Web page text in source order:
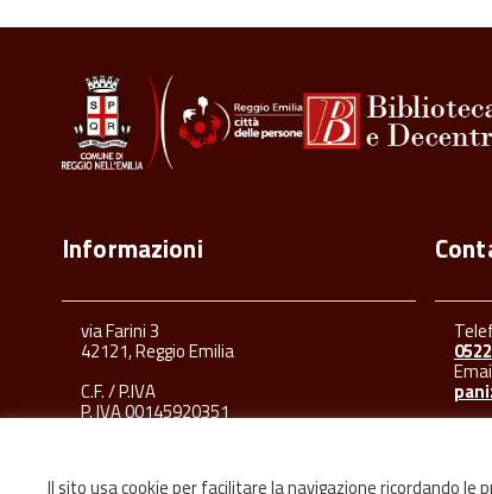
Informazioni
via Farini 3
42121, Reggio Emilia
C.F. / P.IVA
P. IVA 00145920351
Il sito usa cookie per facilitare la navigazione ricordando